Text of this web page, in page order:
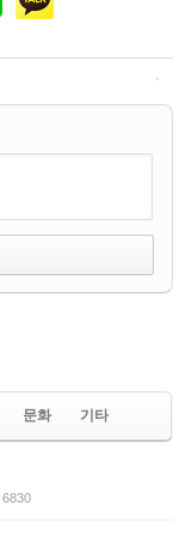
문화 기타
6830